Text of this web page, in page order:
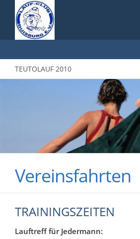
TEUTOLAUF 2010
Vereinsfahrten
TRAININGSZEITEN
Lauftreff für Jedermann: